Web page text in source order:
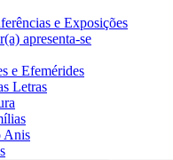
e Exposições
apresenta-se
e Efemérides
Letras
Anis